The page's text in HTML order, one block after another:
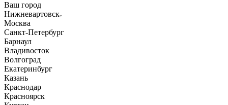
Ваш город
Нижневартовск
Москва
Санкт-Петербург
Барнаул
Владивосток
Волгоград
Екатеринбург
Казань
Краснодар
Красноярск